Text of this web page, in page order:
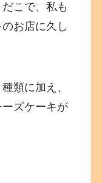
こで、私も
お店に久し
類に加え、
ズケーキが